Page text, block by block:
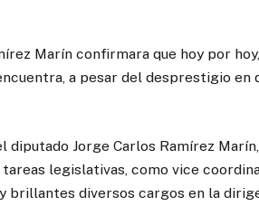
Marín confirmara que hoy por
a pesar del desprestigio en
Jorge Carlos Ramírez
legislativas, como vice
brillantes diversos cargos en la